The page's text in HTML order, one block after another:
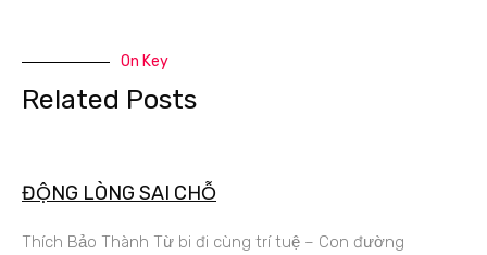
On Key
Related Posts
ĐỘNG LÒNG SAI CHỖ
Thích Bảo Thành Từ bi đi cùng trí tuệ – Con đường